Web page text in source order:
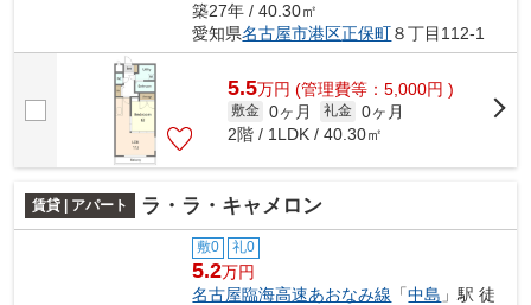
築27年 / 40.30㎡
愛知県名古屋市港区正保町８丁目112-1
5.5万円 (管理費等：5,000円 )
敷金 0ヶ月 礼金 0ヶ月
2階 / 1LDK / 40.30㎡
賃貸 | アパート ラ・ラ・キャメロン
敷0 礼0
5.2万円
名古屋臨海高速あおなみ線 「中島 」駅 徒